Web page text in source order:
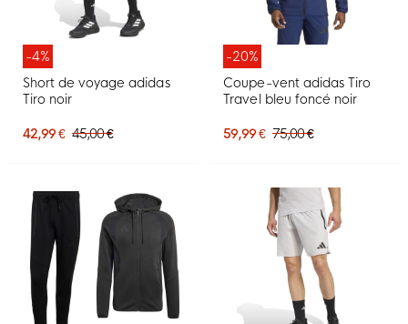
-4%
Short de voyage adidas
Tiro noir
42,99 € 45,00 €
-20%
Coupe-vent adidas Tiro
Travel bleu foncé noir
59,99 € 75,00 €